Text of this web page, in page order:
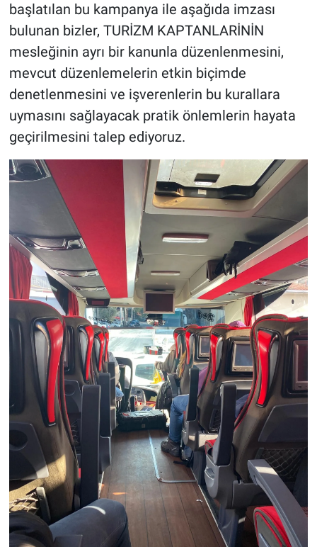
başlatılan bu kampanya ile aşağıda imzası
bulunan bizler, TURİZM KAPTANLARİNİN
mesleğinin ayrı bir kanunla düzenlenmesini,
mevcut düzenlemelerin etkin biçimde
denetlenmesini ve işverenlerin bu kurallara
uymasını sağlayacak pratik önlemlerin hayata
geçirilmesini talep ediyoruz.